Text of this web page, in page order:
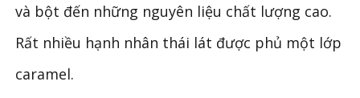
và bột đến những nguyên liệu chất lượng cao.
Rất nhiều hạnh nhân thái lát được phủ một lớp
caramel.